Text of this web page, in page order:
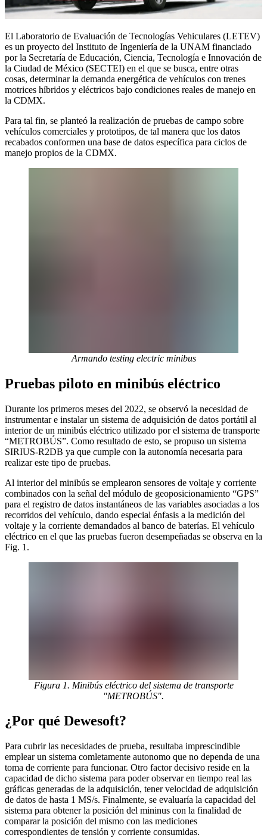
El Laboratorio de Evaluación de Tecnologías Vehiculares (LETEV)
es un proyecto del Instituto de Ingeniería de la UNAM financiado
por la Secretaría de Educación, Ciencia, Tecnología e Innovación de
la Ciudad de México (SECTEI) en el que se busca, entre otras
cosas, determinar la demanda energética de vehículos con trenes
motrices híbridos y eléctricos bajo condiciones reales de manejo en
la CDMX.
Para tal fin, se planteó la realización de pruebas de campo sobre
vehículos comerciales y prototipos, de tal manera que los datos
recabados conformen una base de datos específica para ciclos de
manejo propios de la CDMX.
Armando testing electric minibus
Pruebas piloto en minibús eléctrico
Durante los primeros meses del 2022, se observó la necesidad de
instrumentar e instalar un sistema de adquisición de datos portátil al
interior de un minibús eléctrico utilizado por el sistema de transporte
“METROBÚS”. Como resultado de esto, se propuso un sistema
SIRIUS-R2DB ya que cumple con la autonomía necesaria para
realizar este tipo de pruebas.
Al interior del minibús se emplearon sensores de voltaje y corriente
combinados con la señal del módulo de geoposicionamiento “GPS”
para el registro de datos instantáneos de las variables asociadas a los
recorridos del vehículo, dando especial énfasis a la medición del
voltaje y la corriente demandados al banco de baterías. El vehículo
eléctrico en el que las pruebas fueron desempeñadas se observa en la
Fig. 1.
Figura 1. Minibús eléctrico del sistema de transporte
"METROBÚS".
¿Por qué Dewesoft?
Para cubrir las necesidades de prueba, resultaba imprescindible
emplear un sistema comletamente autonomo que no dependa de una
toma de corriente para funcionar. Otro factor decisivo reside en la
capacidad de dicho sistema para poder observar en tiempo real las
gráficas generadas de la adquisición, tener velocidad de adquisición
de datos de hasta 1 MS/s. Finalmente, se evaluaría la capacidad del
sistema para obtener la posición del mininus con la finalidad de
comparar la posición del mismo con las mediciones
correspondientes de tensión y corriente consumidas.